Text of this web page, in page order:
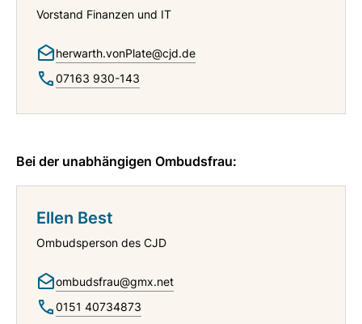
Vorstand Finanzen und IT
herwarth.vonPlate@cjd.de
07163 930-143
Bei der unabhängigen Ombudsfrau:
Ellen Best
Ombudsperson des CJD
ombudsfrau@gmx.net
0151 40734873